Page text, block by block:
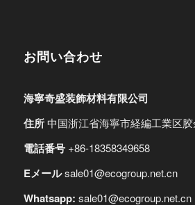
お問い合わせ
海寧奇盛装飾材料有限公司
住所中国浙江省海寧市経編工業区胶
電話番号+86-18358349658
Eメール sale01@ecogroup.net.cn
Whatsapp: sale01@ecogroup.net.cn